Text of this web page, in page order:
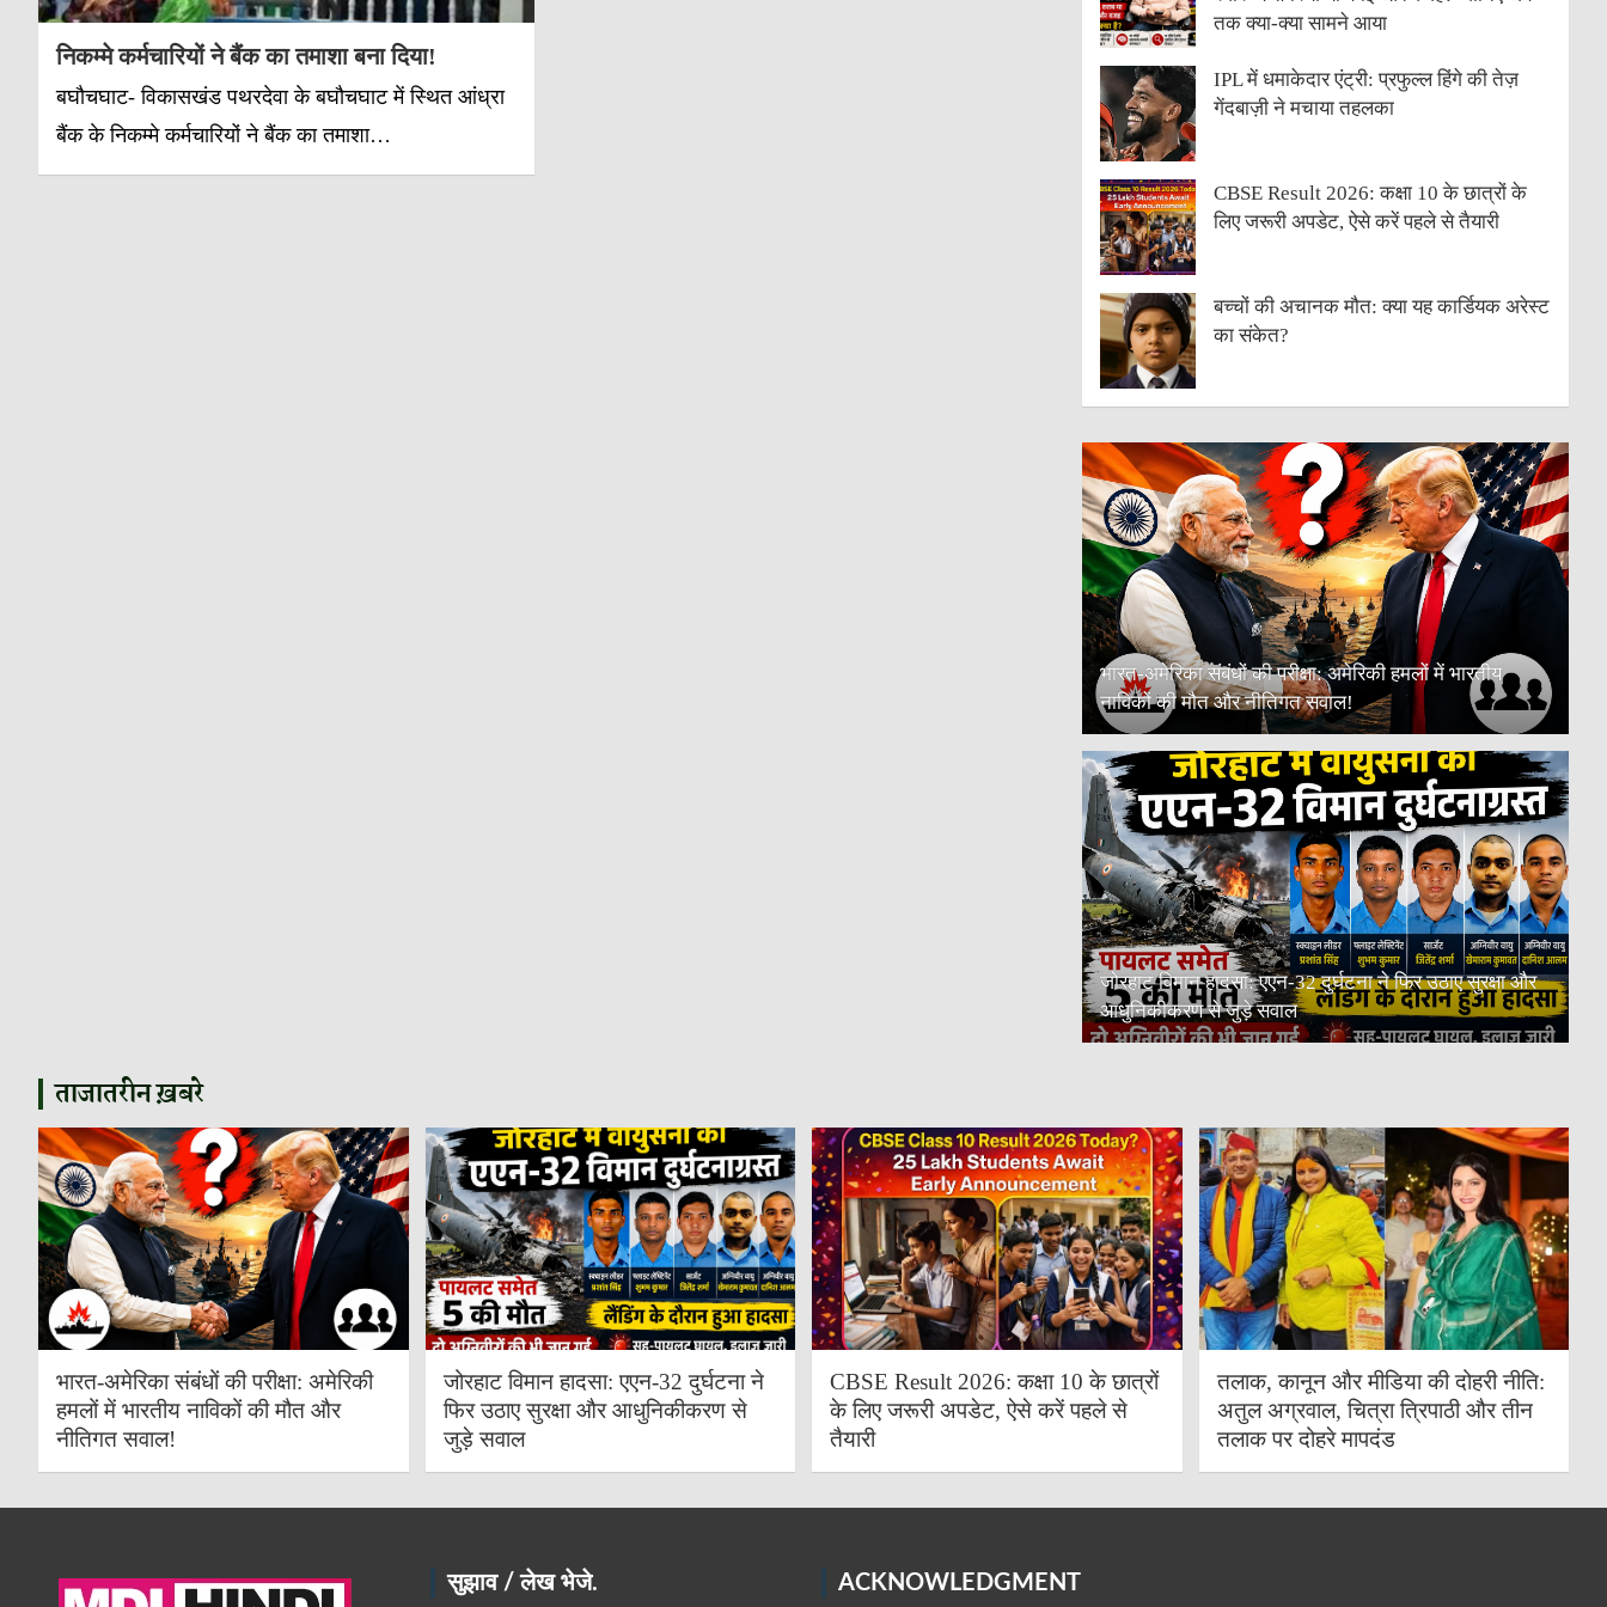
निकम्मे कर्मचारियों ने बैंक का तमाशा बना दिया!
बघौचघाट- विकासखंड पथरदेवा के बघौचघाट में स्थित आंध्रा
बैंक के निकम्मे कर्मचारियों ने बैंक का तमाशा…
तक क्या-क्या सामने आया
IPL में धमाकेदार एंट्री: प्रफुल्ल हिंगे की तेज़
गेंदबाज़ी ने मचाया तहलका
CBSE Result 2026: कक्षा 10 के छात्रों के
लिए जरूरी अपडेट, ऐसे करें पहले से तैयारी
बच्चों की अचानक मौत: क्या यह कार्डियक अरेस्ट
का संकेत?
भारत-अमेरिका संबंधों की परीक्षा: अमेरिकी हमलों में भारतीय
नाविकों की मौत और नीतिगत सवाल!
जोरहाट विमान हादसा: एएन-32 दुर्घटना ने फिर उठाए सुरक्षा और
आधुनिकीकरण से जुड़े सवाल
ताजातरीन ख़बरे
भारत-अमेरिका संबंधों की परीक्षा: अमेरिकी
हमलों में भारतीय नाविकों की मौत और
नीतिगत सवाल!
जोरहाट विमान हादसा: एएन-32 दुर्घटना ने
फिर उठाए सुरक्षा और आधुनिकीकरण से
जुड़े सवाल
CBSE Result 2026: कक्षा 10 के छात्रों
के लिए जरूरी अपडेट, ऐसे करें पहले से
तैयारी
तलाक, कानून और मीडिया की दोहरी नीति:
अतुल अग्रवाल, चित्रा त्रिपाठी और तीन
तलाक पर दोहरे मापदंड
सुझाव / लेख भेजे. ACKNOWLEDGMENT